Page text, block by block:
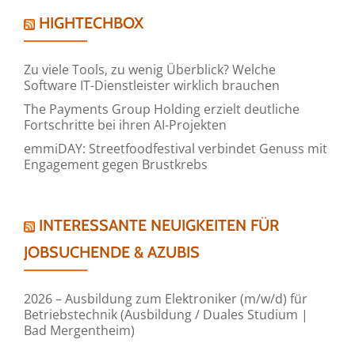
HIGHTECHBOX
Zu viele Tools, zu wenig Überblick? Welche
Software IT-Dienstleister wirklich brauchen
The Payments Group Holding erzielt deutliche
Fortschritte bei ihren AI-Projekten
emmiDAY: Streetfoodfestival verbindet Genuss mit
Engagement gegen Brustkrebs
INTERESSANTE NEUIGKEITEN FÜR
JOBSUCHENDE & AZUBIS
2026 – Ausbildung zum Elektroniker (m/w/d) für
Betriebstechnik (Ausbildung / Duales Studium |
Bad Mergentheim)